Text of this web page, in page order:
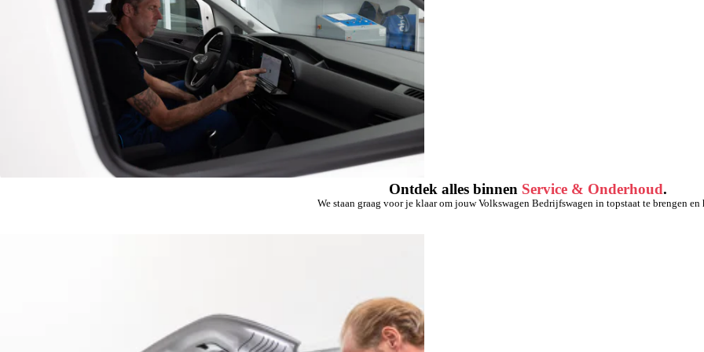
Ontdek alles binnen Service & Onderhoud.
We staan graag voor je klaar om jouw Volkswagen Bedrijfswagen in topstaat te brengen en